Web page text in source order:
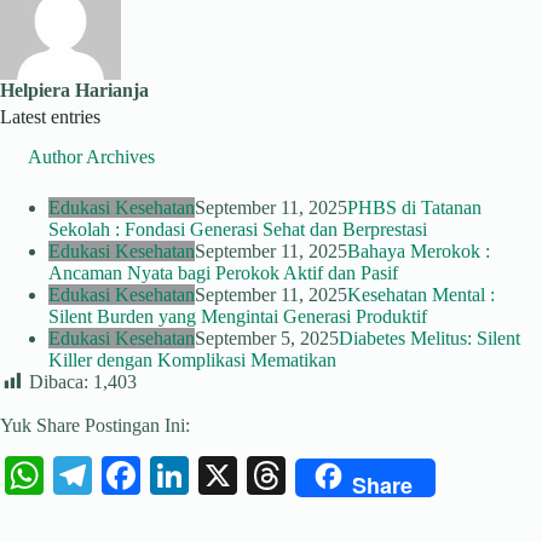
Helpiera Harianja
Latest entries
Author Archives
Edukasi KesehatanSeptember 11, 2025PHBS di Tatanan
Sekolah : Fondasi Generasi Sehat dan Berprestasi
Edukasi KesehatanSeptember 11, 2025Bahaya Merokok :
Ancaman Nyata bagi Perokok Aktif dan Pasif
Edukasi KesehatanSeptember 11, 2025Kesehatan Mental :
Silent Burden yang Mengintai Generasi Produktif
Edukasi KesehatanSeptember 5, 2025Diabetes Melitus: Silent
Killer dengan Komplikasi Mematikan
Dibaca: 1,403
Yuk Share Postingan Ini:
W
Te
Fa
Li
X
T
Share